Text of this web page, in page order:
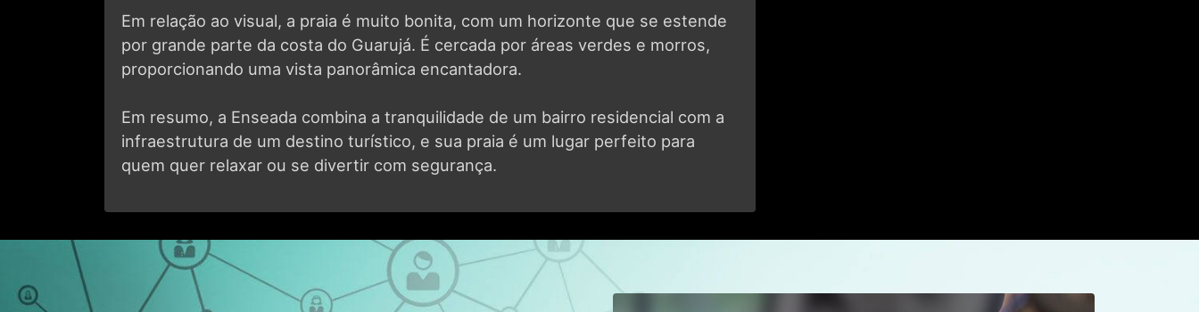
por grande parte da costa do Guarujá. É cercada por áreas verdes e morros,
proporcionando uma vista panorâmica encantadora.
infraestrutura de um destino turístico, e sua praia é um lugar perfeito para
quem quer relaxar ou se divertir com segurança.